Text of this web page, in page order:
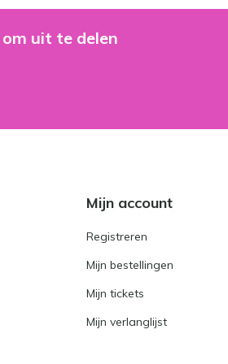
uit te delen
Mijn account
Registreren
Mijn bestellingen
Mijn tickets
Mijn verlanglijst